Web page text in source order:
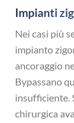
Impianti
Nei casi più
impianto
ancoraggio
Bypassano
insufficiente.
chirurgica